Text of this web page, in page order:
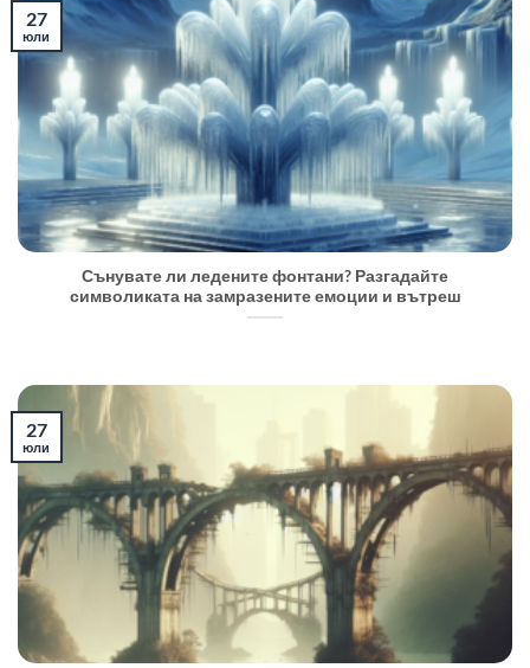
Сънувате ли ледените фонтани? Разгадайте
символиката на замразените емоции и вътреш
27
юли
27
юли